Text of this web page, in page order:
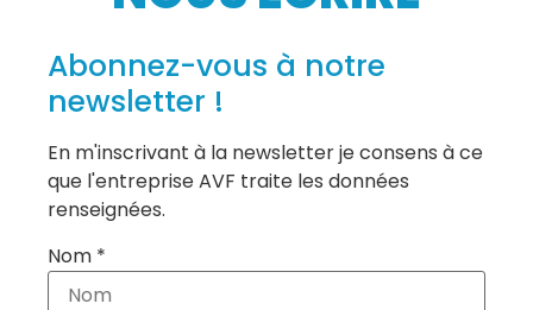
Abonnez-vous à notre
newsletter !
En m'inscrivant à la newsletter je consens à ce
que l'entreprise AVF traite les données
renseignées.
Nom *